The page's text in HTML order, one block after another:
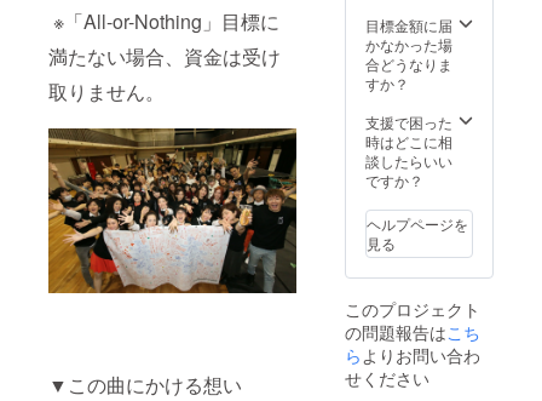
※「All-or-Nothing」目標に
満たない場合、資金は受け
取りません。
▼この曲にかける想い
た完全限定版と
なります。
7.URPの制作
チームがあなた
てレコーディン
グいたします。
(曲のイメージや
歌詞はご相談の
ます。) ※歌唱メ
ンバーのご要望
もできる限りお
伺いいたします
がご希望に添え
ない場合もござ
います。ご了承
ください。
目標金額に届
かなかった場
合どうなりま
すか？
支援で困った
時はどこに相
談したらいい
ですか？
ヘルプページを
見る
このプロジェクト
の問題報告はこち
ら よりお問い合わ
せください